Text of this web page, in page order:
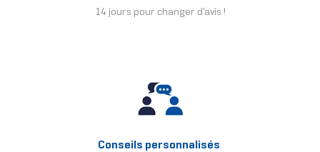
14 jours pour changer d'avis !
Conseils personnalisés